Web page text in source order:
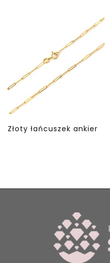
Złoty łańcuszek ankier